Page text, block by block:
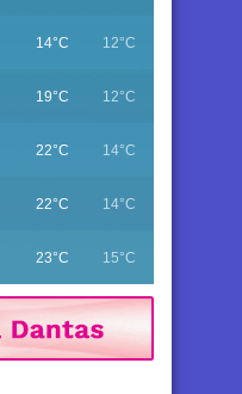
14°C 12°C
19°C 12°C
22°C 14°C
22°C 14°C
23°C 15°C